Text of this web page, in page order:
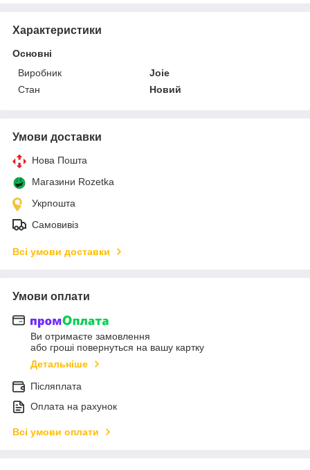
Характеристики
Основні
Виробник
Joie
Стан
Новий
Умови доставки
Нова Пошта
Магазини Rozetka
Укрпошта
Самовивіз
Всі умови доставки
Умови оплати
Ви отримаєте замовлення
або гроші повернуться на вашу картку
Детальніше
Післяплата
Оплата на рахунок
Всі умови оплати